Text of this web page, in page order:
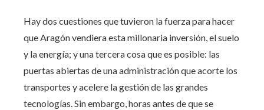
Hay dos cuestiones que tuvieron la fuerza para hacer
que Aragón vendiera esta millonaria inversión, el suelo
y la energía; y una tercera cosa que es posible: las
puertas abiertas de una administración que acorte los
transportes y acelere la gestión de las grandes
tecnologías. Sin embargo, horas antes de que se